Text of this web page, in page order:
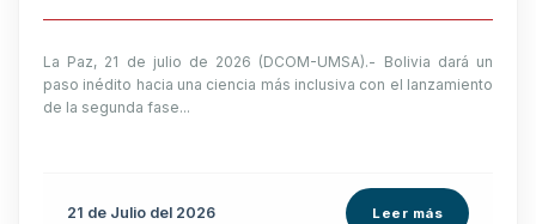
La Paz, 21 de julio de 2026 (DCOM-UMSA).- Bolivia dará un
paso inédito hacia una ciencia más inclusiva con el lanzamiento
de la segunda fase...
21 de Julio del 2026 Leer más